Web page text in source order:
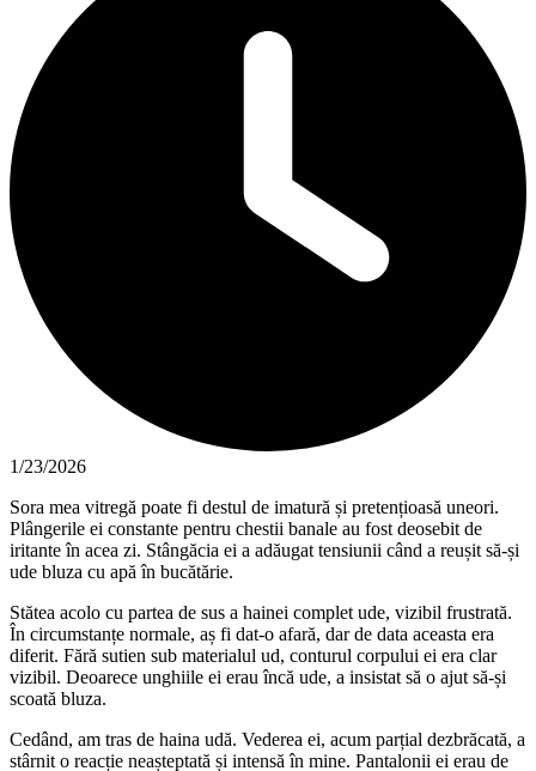
1/23/2026
Sora mea vitregă poate fi destul de imatură și pretențioasă uneori.
Plângerile ei constante pentru chestii banale au fost deosebit de
iritante în acea zi. Stângăcia ei a adăugat tensiunii când a reușit să-și
ude bluza cu apă în bucătărie.
Stătea acolo cu partea de sus a hainei complet ude, vizibil frustrată.
În circumstanțe normale, aș fi dat-o afară, dar de data aceasta era
diferit. Fără sutien sub materialul ud, conturul corpului ei era clar
vizibil. Deoarece unghiile ei erau încă ude, a insistat să o ajut să-și
scoată bluza.
Cedând, am tras de haina udă. Vederea ei, acum parțial dezbrăcată, a
stârnit o reacție neașteptată și intensă în mine. Pantalonii ei erau de